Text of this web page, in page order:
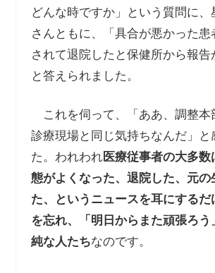
どんな時ですか」という質問に、
さんともに、「具合が悪かった患
されて退院したと保健所から報告
と答えられました。
これを伺って、「ああ、調整本
診療現場と同じ気持ちなんだ」と
た。われわれ医療従事者の大多数
態がよくなった、退院した、元の
た、というニュースを耳にするだ
を忘れ、「明日からまた頑張ろう
純な人たちなのです。